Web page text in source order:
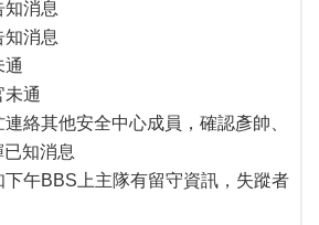
知消息
知消息
通
未通
絡其他安全中心成員，確認彥帥、
知消息
下午BBS上主隊有留守資訊，失蹤者